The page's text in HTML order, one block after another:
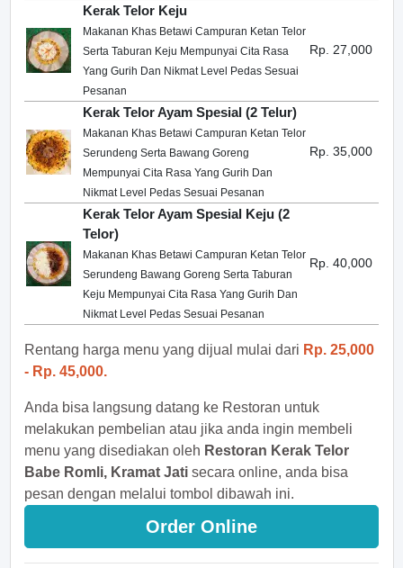
Kerak Telor Keju
Makanan Khas Betawi Campuran Ketan Telor
Serta Taburan Keju Mempunyai Cita Rasa
Yang Gurih Dan Nikmat Level Pedas Sesuai
Pesanan
Rp. 27,000
Kerak Telor Ayam Spesial (2 Telur)
Makanan Khas Betawi Campuran Ketan Telor
Serundeng Serta Bawang Goreng
Mempunyai Cita Rasa Yang Gurih Dan
Nikmat Level Pedas Sesuai Pesanan
Rp. 35,000
Kerak Telor Ayam Spesial Keju (2
Telor)
Makanan Khas Betawi Campuran Ketan Telor
Serundeng Bawang Goreng Serta Taburan
Keju Mempunyai Cita Rasa Yang Gurih Dan
Nikmat Level Pedas Sesuai Pesanan
Rp. 40,000
Rentang harga menu yang dijual mulai dari Rp. 25,000
- Rp. 45,000.
Anda bisa langsung datang ke Restoran untuk
melakukan pembelian atau jika anda ingin membeli
menu yang disediakan oleh Restoran Kerak Telor
Babe Romli, Kramat Jati secara online, anda bisa
pesan dengan melalui tombol dibawah ini.
Order Online